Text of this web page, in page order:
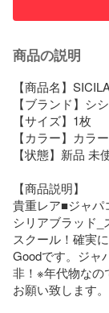
商品の説明
【商品名】
【ブランド】シ
【サイズ】1枚
【カラー】カラ
【状態】新品 未
【商品説明】
貴重レア■ジャパ
シリアブラッド_
スクール！確実
Goodです。ジャ
非！※年代物なの
お願い致します。